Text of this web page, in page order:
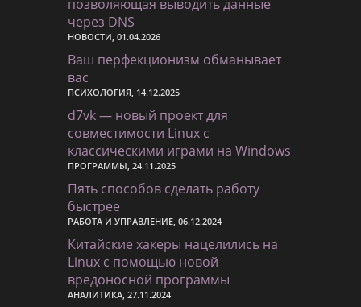
позволяющая выводить данные
через DNS
НОВОСТИ, 01.04.2026
Ваш перфекционизм обманывает
вас
ПСИХОЛОГИЯ, 14.12.2025
d7vk — новый проект для
совместимости Linux с
классическими играми на Windows
ПРОГРАММЫ, 24.11.2025
Пять способов сделать работу
быстрее
РАБОТА И УПРАВЛЕНИЕ, 06.12.2024
Китайские хакеры нацелились на
Linux с помощью новой
вредоносной программы
АНАЛИТИКА, 27.11.2024